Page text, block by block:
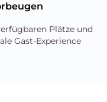
Plätze und
Gast-Experience